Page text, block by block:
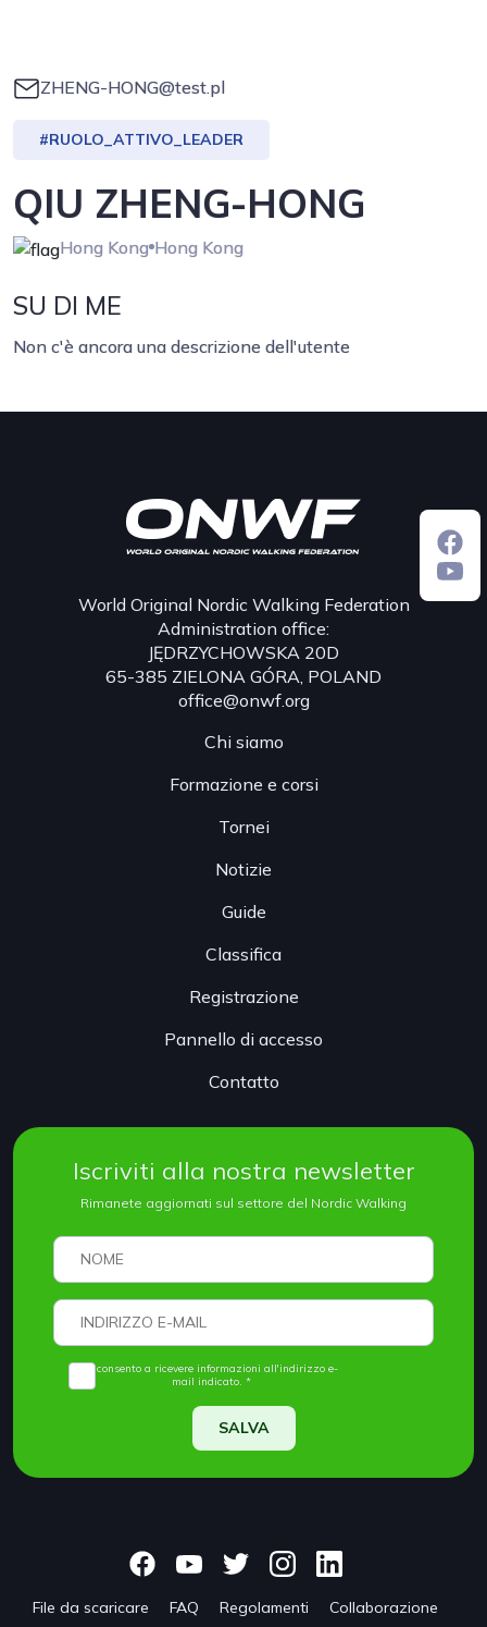
ZHENG-HONG@test.pl
#RUOLO_ATTIVO_LEADER
QIU ZHENG-HONG
Hong Kong Hong Kong
SU DI ME
Non c'è ancora una descrizione dell'utente
World Original Nordic Walking Federation
Administration office:
JĘDRZYCHOWSKA 20D
65-385 ZIELONA GÓRA, POLAND
office@onwf.org
Chi siamo
Formazione e corsi
Tornei
Notizie
Guide
Classifica
Registrazione
Pannello di accesso
Contatto
Iscriviti alla nostra newsletter
Rimanete aggiornati sul settore del Nordic Walking
Acconsento a ricevere informazioni all'indirizzo e-
mail indicato. *
SALVA
File da scaricare FAQ Regolamenti
Collaborazione